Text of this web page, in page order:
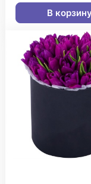
В корзину